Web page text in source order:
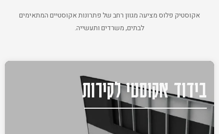
אקוסטיק פלוס מציעה מגוון רחב של פתרונות אקוסטיים המתאימים
לבתים, משרדים ותעשייה.
בידוד אקוסטי לקירות